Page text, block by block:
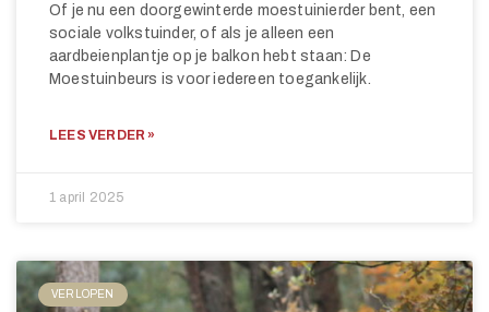
Of je nu een doorgewinterde moestuinierder bent, een
sociale volkstuinder, of als je alleen een
aardbeienplantje op je balkon hebt staan: De
Moestuinbeurs is voor iedereen toegankelijk.
LEES VERDER »
1 april 2025
VERLOPEN